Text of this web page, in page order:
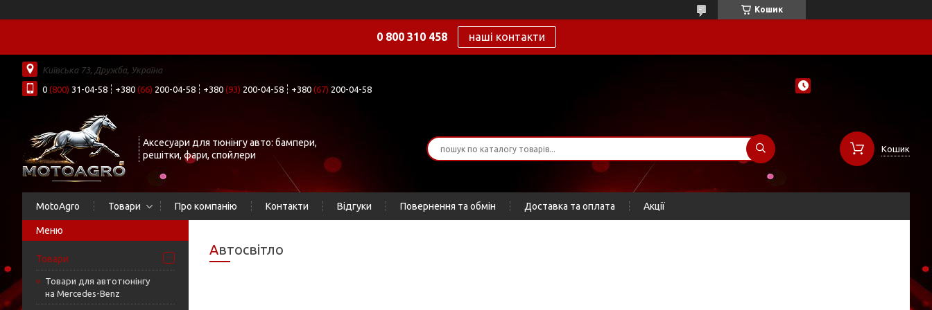
Кошик
0 800 310 458 наші контакти
Київська 73, Дружба, Україна
0 (800) 31-04-58 +380 (66) 200-04-58 +380 (93) 200-04-58 +380 (67) 200-04-58
Аксесуари для тюнінгу авто: бампери,
решітки, фари, спойлери
Кошик
MotoAgro Товари Про компанію Контакти Відгуки Повернення та обмін Доставка та оплата Акції
Товари
Товари для автотюнінгу
на Mercedes-Benz
Автосвітло